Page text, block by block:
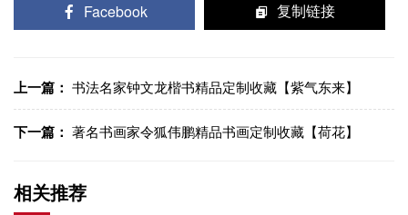
Facebook 复制链接
上一篇： 书法名家钟文龙楷书精品定制收藏【紫气东来】
下一篇： 著名书画家令狐伟鹏精品书画定制收藏【荷花】
相关推荐